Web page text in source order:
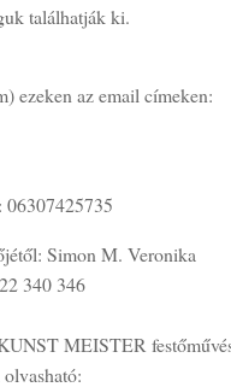
találhatják ki.
ezeken az email címeken:
06307425735
Simon M. Veronika
340 346
MEISTER